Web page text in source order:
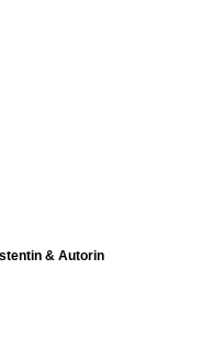
& Autorin